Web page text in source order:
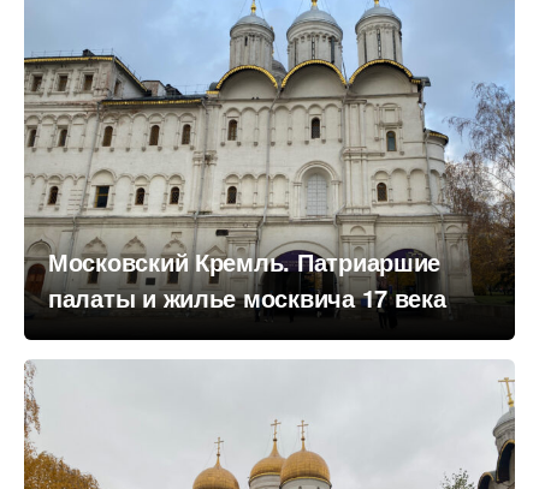
Московский Кремль. Патриаршие
палаты и жилье москвича 17 века